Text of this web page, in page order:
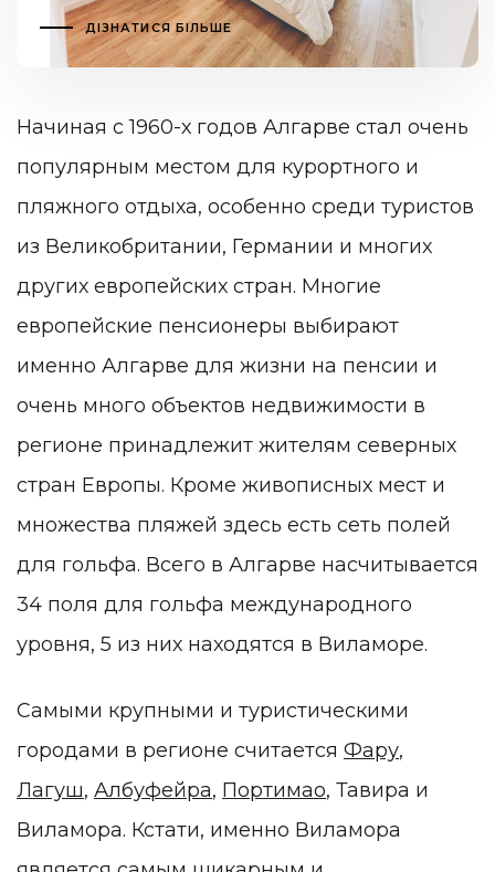
ДІЗНАТИСЯ БІЛЬШЕ
Начиная с 1960-х годов Алгарве стал очень
популярным местом для курортного и
пляжного отдыха, особенно среди туристов
из Великобритании, Германии и многих
других европейских стран. Многие
европейские пенсионеры выбирают
именно Алгарве для жизни на пенсии и
очень много объектов недвижимости в
регионе принадлежит жителям северных
стран Европы. Кроме живописных мест и
множества пляжей здесь есть сеть полей
для гольфа. Всего в Алгарве насчитывается
34 поля для гольфа международного
уровня, 5 из них находятся в Виламоре.
Самыми крупными и туристическими
городами в регионе считается Фару,
Лагуш, Албуфейра, Портимао, Тавира и
Виламора. Кстати, именно Виламора